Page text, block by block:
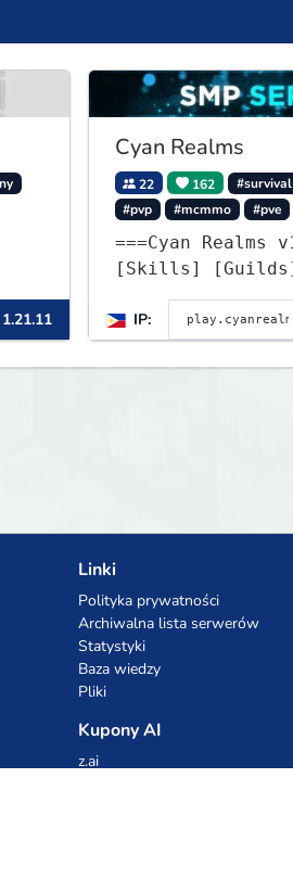
Cyan Realms
22 162 #survival
#pvp
#mcmmo #pve
===Cyan Realms
[Skills] [Guilds]
[Unique] [No
IP:
Linki
Polityka prywatności
Archiwalna lista serwerów
Statystyki
Baza wiedzy
Pliki
Kupony AI
z.ai